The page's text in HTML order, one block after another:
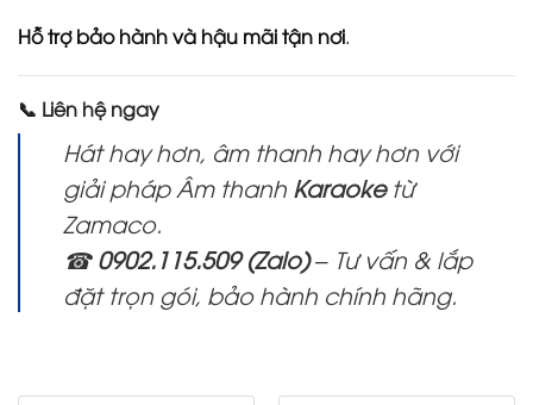
Hỗ trợ bảo hành và hậu mãi tận nơi.
📞 Liên hệ ngay
Hát hay hơn, âm thanh hay hơn với
giải pháp Âm thanh Karaoketừ
Zamaco.
☎0902.115.509 (Zalo)– Tư vấn & lắp
đặt trọn gói, bảo hành chính hãng.